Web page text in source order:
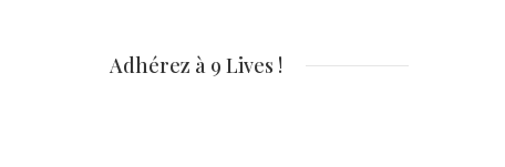
Adhérez à 9 Lives !